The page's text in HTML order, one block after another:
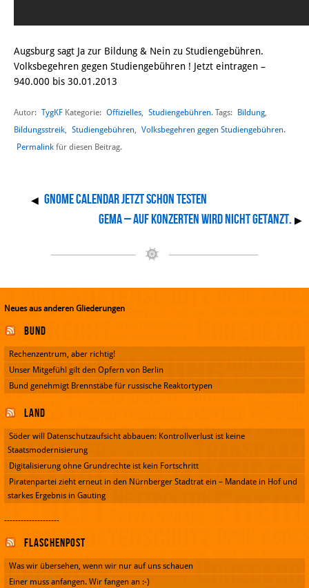
Augsburg sagt Ja zur Bildung & Nein zu Studiengebühren.
Volksbegehren gegen Studiengebühren ! Jetzt eintragen –
940.000 bis 30.01.2013
Autor: TygKF Kategorie: Offizielles, Studiengebühren. Tags: Bildung,
Bildungsstreik, Studiengebühren, Volksbegehren gegen Studiengebühren.
Permalink für diesen Beitrag.
◀ Gnome Calendar jetzt schon testen
GEMA – auf Konzerten wird nicht getanzt. ▶
Neues aus anderen Gliederungen
Bund
Rechenzentrum, aber richtig!
Unser Mitgefühl gilt den Opfern von Berlin
Bund genehmigt Brennstäbe für russische Reaktortypen
Land
Söder will Datenschutzaufsicht abbauen: Kontrollverlust ist keine
Staatsmodernisierung
Digitalisierung ohne Grundrechte ist kein Fortschritt
Piratenpartei zieht erneut in den Nürnberger Stadtrat ein – Mandate in Hof und
starkes Ergebnis in Gauting
--------------------
Flaschenpost
Was wir übersehen, wenn wir nur auf uns schauen
Einer muss anfangen. Wir fangen an :-)